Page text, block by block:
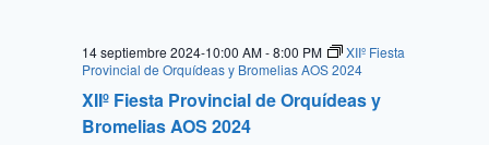
XIIº Fiesta Provincial de Orquídeas y
Bromelias AOS 2024
14 septiembre 2024-10:00 AM-8:00 PM
XIIº Fiesta
Provincial de Orquídeas y Bromelias AOS 2024